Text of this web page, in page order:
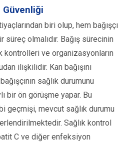
Güvenliği
biri olup, hem bağışçı
süreç olmalıdır. Bağış sürecinin
kontrolleri ve organizasyonların
ilişkilidir. Kan bağışını
sağlık durumunu
bir ön görüşme yapar. Bu
geçmişi, mevcut sağlık durumu
Sağlık kontrol
C ve diğer enfeksiyon